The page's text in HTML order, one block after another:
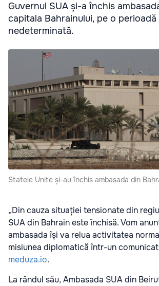
Guvernul SUA și-a închis
capitala Bahrainului, pe o perioadă
nedeterminată.
Statele Unite și-au închis ambasada din
„Din cauza situației tensionate din
SUA din Bahrain este închisă. Vom
ambasada își va relua activitatea
misiunea diplomatică într-un
meduza.io.
La rândul său, Ambasada SUA din